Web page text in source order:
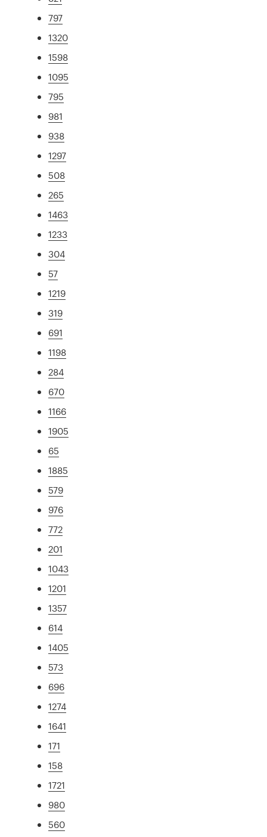
797
1320
1598
1095
795
981
938
1297
508
265
1463
1233
304
57
1219
319
691
1198
284
670
1166
1905
65
1885
579
976
772
201
1043
1201
1357
614
1405
573
696
1274
1641
171
158
1721
980
560